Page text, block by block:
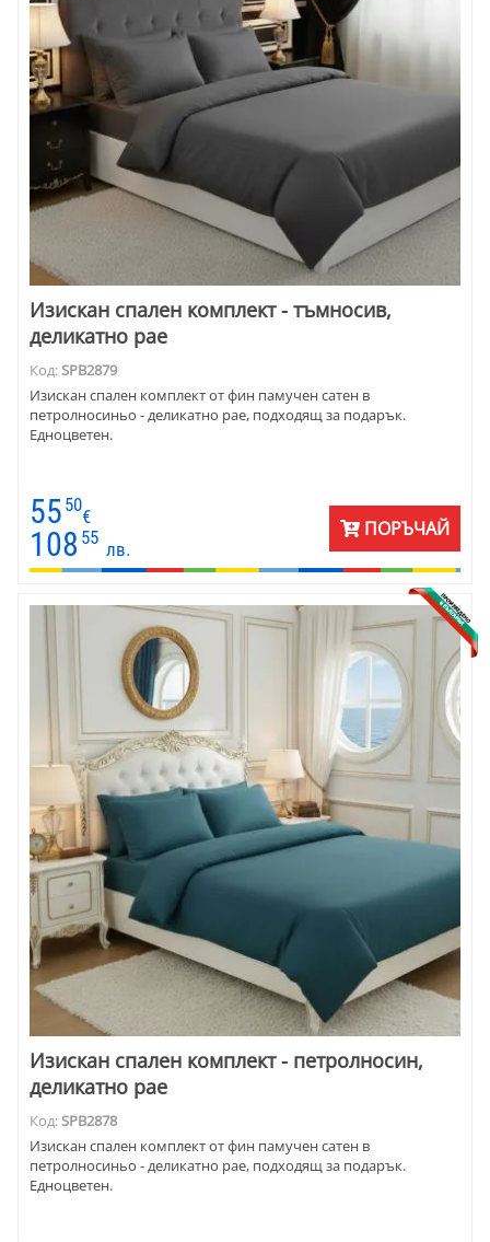
Изискан спален комплект - тъмносив,
деликатно рае
Код:SPB2879
Изискан спален комплект от фин памучен сатен в
петролносиньо - деликатно рае, подходящ за подарък.
Едноцветен.
55 50
€
108 55
лв.
ПОРЪЧАЙ
Изискан спален комплект - петролносин,
деликатно рае
Код:SPB2878
Изискан спален комплект от фин памучен сатен в
петролносиньо - деликатно рае, подходящ за подарък.
Едноцветен.